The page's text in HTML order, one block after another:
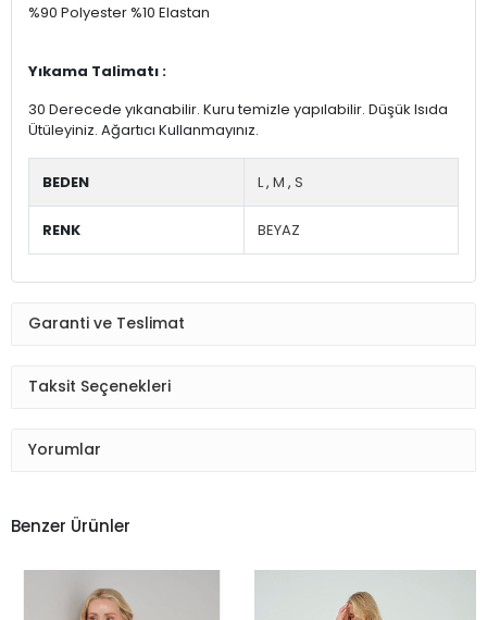
%90 Polyester %10 Elastan
Yıkama Talimatı :
30 Derecede yıkanabilir. Kuru temizle yapılabilir. Düşük Isıda
Ütüleyiniz. Ağartıcı Kullanmayınız.
BEDEN L, M , S
RENK BEYAZ
Garanti ve Teslimat
Taksit Seçenekleri
Yorumlar
Benzer Ürünler